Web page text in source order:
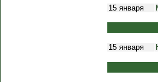
15 января
15 января